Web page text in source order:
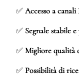
✅ Accesso a
✅ Segnale stabile
✅ Migliore qualità
✅ Possibilità di